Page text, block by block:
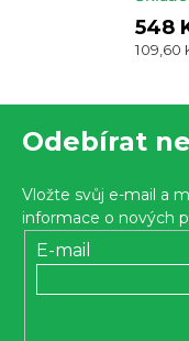
548
Měrná
109,60
Odebírat
Vložte svůj e-mail a
informace o nových
E-mail